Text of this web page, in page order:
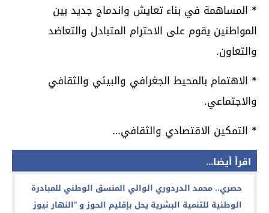
* المساهمة في بناء تعايش واندماج جديد بين
المواطنين يقوم على الاحترام المتبادل والتعاضد
والتعاون.
* الاهتمام بالمحيط الجغرافي والبيئي والثقافي
والاجتماعي.
* التمكين الاقتصادي والثقافي…
اقرأ أيضا...
حصري.. محمد الدردوري الوالي المنسق الوطني للمبادرة
الوطنية للتنمية البشرية يحل بإقليم الحوز و “النهار نيوز